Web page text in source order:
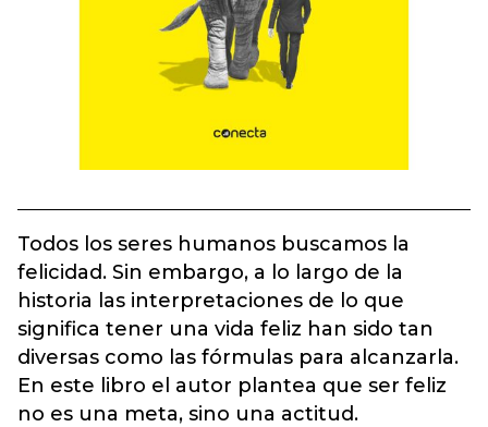
Todos los seres humanos buscamos la
felicidad. Sin embargo, a lo largo de la
historia las interpretaciones de lo que
significa tener una vida feliz han sido tan
diversas como las fórmulas para alcanzarla.
En este libro el autor plantea que ser feliz
no es una meta, sino una actitud.